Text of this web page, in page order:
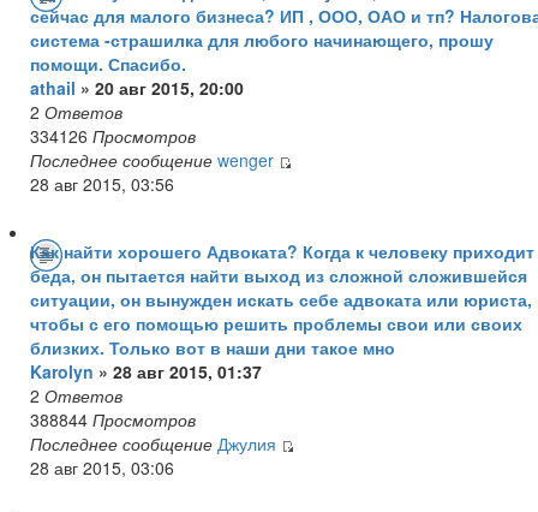
сейчас для малого бизнеса? ИП , ООО, ОАО и тп?
система -страшилка для любого начинающего, прошу
помощи. Спасибо.
athail » 20 авг 2015, 20:00
2 Ответов
334126 Просмотров
Последнее сообщение wenger
28 авг 2015, 03:56
Как найти хорошего Адвоката? Когда к человеку приходит
беда, он пытается найти выход из сложной сложившейся
ситуации, он вынужден искать себе адвоката или юриста,
чтобы с его помощью решить проблемы свои или своих
близких. Только вот в наши дни такое мно
Karolyn » 28 авг 2015, 01:37
2 Ответов
388844 Просмотров
Последнее сообщение Джулия
28 авг 2015, 03:06